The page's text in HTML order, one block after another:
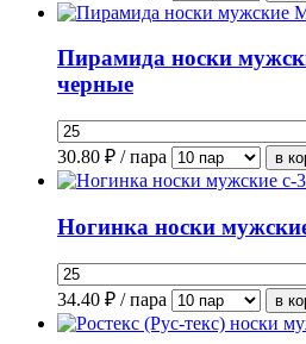
Пирамида носки
черные
30.80 ₽ / пара
Ногинка носки
34.40 ₽ / пара